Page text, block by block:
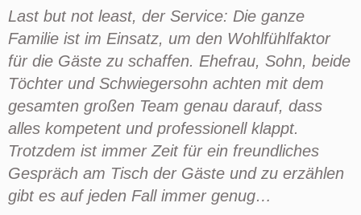
Last but not least, der Service: Die ganze
Familie ist im Einsatz, um den Wohlfühlfaktor
für die Gäste zu schaffen. Ehefrau, Sohn, beide
Töchter und Schwiegersohn achten mit dem
gesamten großen Team genau darauf, dass
alles kompetent und professionell klappt.
Trotzdem ist immer Zeit für ein freundliches
Gespräch am Tisch der Gäste und zu erzählen
gibt es auf jeden Fall immer genug…